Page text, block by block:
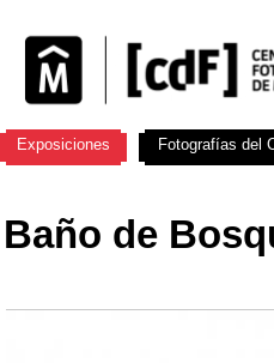
Baño de
Exposiciones Fotografías del